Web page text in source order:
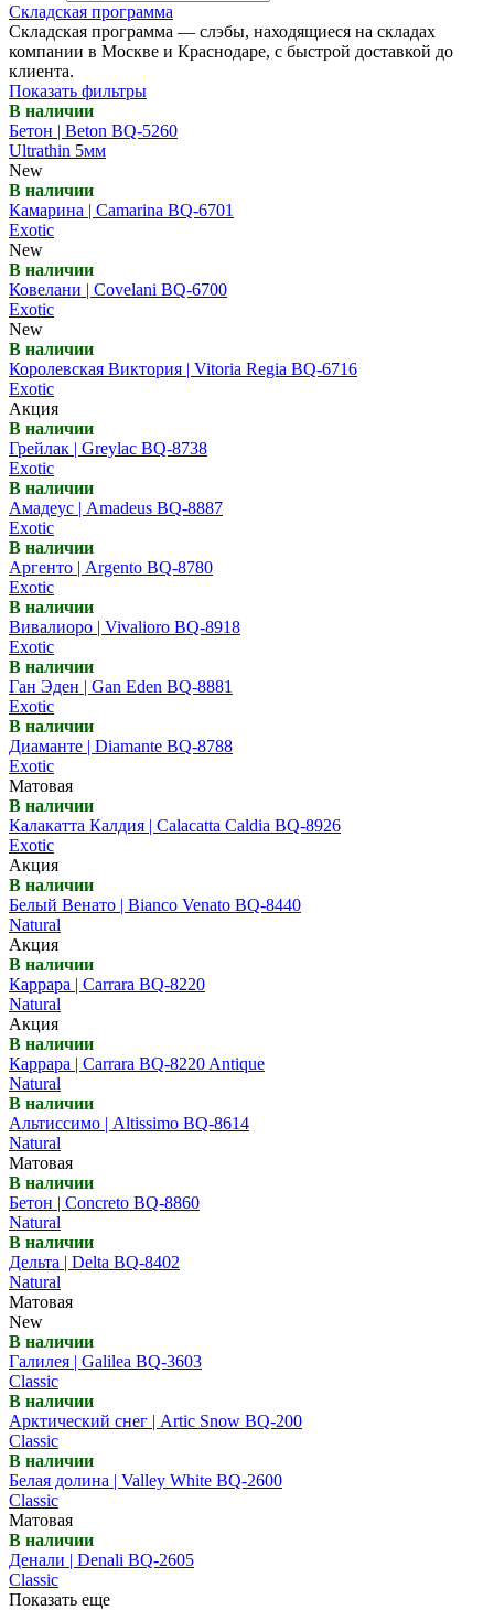
Складская программа
Складская программа — слэбы, находящиеся на складах
компании в Москве и Краснодаре, с быстрой доставкой до
клиента.
Показать фильтры
В наличии
Бетон | Beton BQ-5260
Ultrathin 5мм
New
В наличии
Камарина | Camarina BQ-6701
Exotic
New
В наличии
Ковелани | Covelani BQ-6700
Exotic
New
В наличии
Королевская Виктория | Vitoria Regia BQ-6716
Exotic
Акция
В наличии
Грейлак | Greylac BQ-8738
Exotic
В наличии
Амадеус | Amadeus BQ-8887
Exotic
В наличии
Аргенто | Argento BQ-8780
Exotic
В наличии
Вивалиоро | Vivalioro BQ-8918
Exotic
В наличии
Ган Эден | Gan Eden BQ-8881
Exotic
В наличии
Диаманте | Diamante BQ-8788
Exotic
Матовая
В наличии
Калакатта Калдия | Calacatta Caldia BQ-8926
Exotic
Акция
В наличии
Белый Венато | Bianco Venato BQ-8440
Natural
Акция
В наличии
Каррара | Carrara BQ-8220
Natural
Акция
В наличии
Каррара | Carrara BQ-8220 Antique
Natural
В наличии
Альтиссимо | Altissimo BQ-8614
Natural
Матовая
В наличии
Бетон | Concreto BQ-8860
Natural
В наличии
Дельта | Delta BQ-8402
Natural
Матовая
New
В наличии
Галилея | Galilea BQ-3603
Classic
В наличии
Арктический снег | Artic Snow BQ-200
Classic
В наличии
Белая долина | Valley White BQ-2600
Classic
Матовая
В наличии
Денали | Denali BQ-2605
Classic
Показать еще